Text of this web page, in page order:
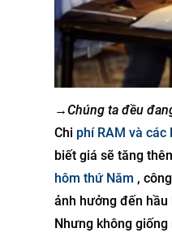
→Chúng ta đều
Chi phí RAM và
biết giá sẽ tăng
hôm thứ Năm ,
ảnh hưởng đến
Nhưng không